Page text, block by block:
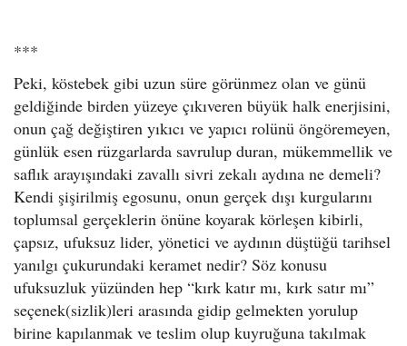
***
Peki, köstebek gibi uzun süre görünmez olan ve günü
geldiğinde birden yüzeye çıkıveren büyük halk enerjisini,
onun çağ değiştiren yıkıcı ve yapıcı rolünü öngöremeyen,
günlük esen rüzgarlarda savrulup duran, mükemmellik ve
saflık arayışındaki zavallı sivri zekalı aydına ne demeli?
Kendi şişirilmiş egosunu, onun gerçek dışı kurgularını
toplumsal gerçeklerin önüne koyarak körleşen kibirli,
çapsız, ufuksuz lider, yönetici ve aydının düştüğü tarihsel
yanılgı çukurundaki keramet nedir? Söz konusu
ufuksuzluk yüzünden hep “kırk katır mı, kırk satır mı”
seçenek(sizlik)leri arasında gidip gelmekten yorulup
birine kapılanmak ve teslim olup kuyruğuna takılmak